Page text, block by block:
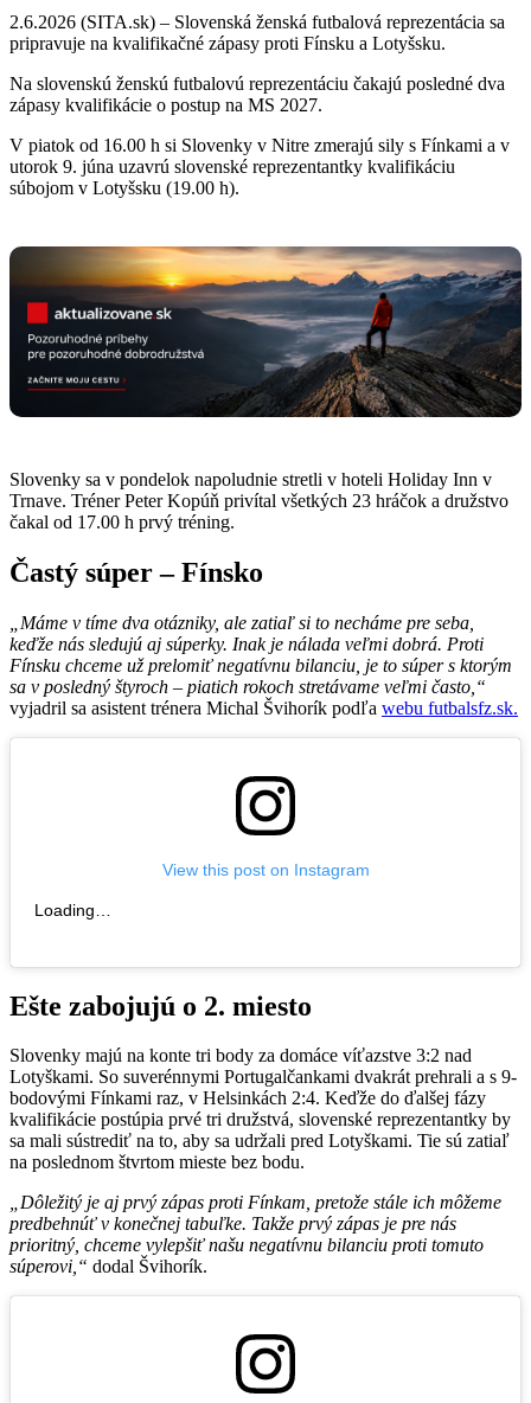
2.6.2026 (SITA.sk) – Slovenská ženská futbalová reprezentácia sa
pripravuje na kvalifikačné zápasy proti Fínsku a Lotyšsku.
Na slovenskú ženskú futbalovú reprezentáciu čakajú posledné dva
zápasy kvalifikácie o postup na MS 2027.
V piatok od 16.00 h si Slovenky v Nitre zmerajú sily s Fínkami a v
utorok 9. júna uzavrú slovenské reprezentantky kvalifikáciu
súbojom v Lotyšsku (19.00 h).
Slovenky sa v pondelok napoludnie stretli v hoteli Holiday Inn v
Trnave. Tréner Peter Kopúň privítal všetkých 23 hráčok a družstvo
čakal od 17.00 h prvý tréning.
Častý súper – Fínsko
„Máme v tíme dva otázniky, ale zatiaľ si to necháme pre seba,
keďže nás sledujú aj súperky. Inak je nálada veľmi dobrá. Proti
Fínsku chceme už prelomiť negatívnu bilanciu, je to súper s ktorým
sa v posledný štyroch – piatich rokoch stretávame veľmi často,“
vyjadril sa asistent trénera Michal Švihorík podľa webu futbalsfz.sk.
View this post on Instagram
Loading…
Ešte zabojujú o 2. miesto
Slovenky majú na konte tri body za domáce víťazstve 3:2 nad
Lotyškami. So suverénnymi Portugalčankami dvakrát prehrali a s 9-
bodovými Fínkami raz, v Helsinkách 2:4. Keďže do ďalšej fázy
kvalifikácie postúpia prvé tri družstvá, slovenské reprezentantky by
sa mali sústrediť na to, aby sa udržali pred Lotyškami. Tie sú zatiaľ
na poslednom štvrtom mieste bez bodu.
„Dôležitý je aj prvý zápas proti Fínkam, pretože stále ich môžeme
predbehnúť v konečnej tabuľke. Takže prvý zápas je pre nás
prioritný, chceme vylepšiť našu negatívnu bilanciu proti tomuto
súperovi,“ dodal Švihorík.